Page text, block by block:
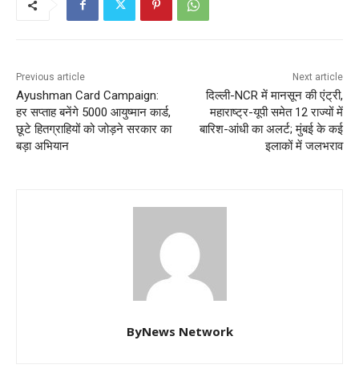
Previous article
Ayushman Card Campaign:
हर सप्ताह बनेंगे 5000 आयुष्मान कार्ड,
छूटे हितग्राहियों को जोड़ने सरकार का
बड़ा अभियान
Next article
दिल्ली-NCR में मानसून की एंट्री,
महाराष्ट्र-यूपी समेत 12 राज्यों में
बारिश-आंधी का अलर्ट; मुंबई के कई
इलाकों में जलभराव
ByNews Network